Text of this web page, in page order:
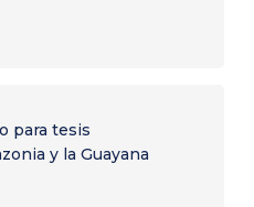
para tesis
y la Guayana